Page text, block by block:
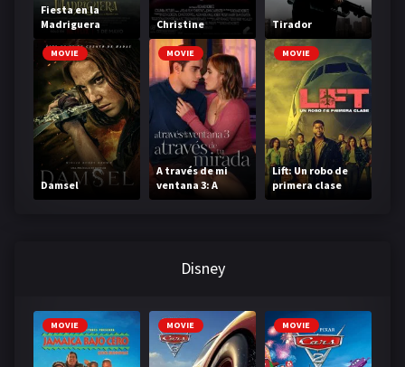
Fiesta en la
Madriguera
Christine Tirador
MOVIE
Damsel
MOVIE
A través de mi
ventana 3: A
través de tu
MOVIE
Lift: Un robo de
primera clase
Disney
MOVIE MOVIE MOVIE